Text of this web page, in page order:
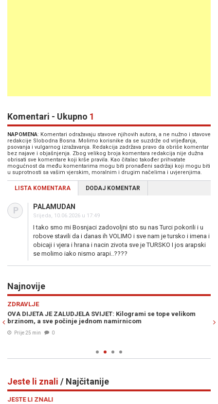
Komentari - Ukupno 1
NAPOMENA: Komentari odražavaju stavove njihovih autora, a ne nužno i stavove
redakcije Slobodna Bosna. Molimo korisnike da se suzdrže od vrijeđanja,
psovanja i vulgarnog izražavanja. Redakcija zadržava pravo da obriše komentar
bez najave i objašnjenja. Zbog velikog broja komentara redakcija nije dužna
obrisati sve komentare koji krše pravila. Kao čitalac također prihvatate
mogućnost da među komentarima mogu biti pronađeni sadržaji koji mogu biti
u suprotnosti sa vašim vjerskim, moralnim i drugim načelima i uvjerenjima.
LISTA KOMENTARA DODAJ KOMENTAR
P PALAMUDAN
Srijeda, 10.06.2026 u 17:49
I tako smo mi Bosnjaci zadovoljni sto su nas Turci pokorili i u
robove stavili da i danas ih VOLIMO i sve nam je tursko i imena i
obicaji i vjera i hrana i nacin zivota sve je TURSKO I jos arapski
se molimo iako nismo arapi..????
Najnovije
ZDRAVLJE
OVA DIJETA JE ZALUDJELA SVIJET: Kilogrami se tope velikom
brzinom, a sve počinje jednom namirnicom
Prije 25 min 0
Jeste li znali / Najčitanije
JESTE LI ZNALI